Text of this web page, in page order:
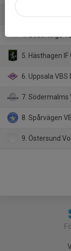
4. Södertelge
5. Hästhagen IF
6. Uppsala VBS
7. Södermalms
8. Spårvägen
9. Östersund